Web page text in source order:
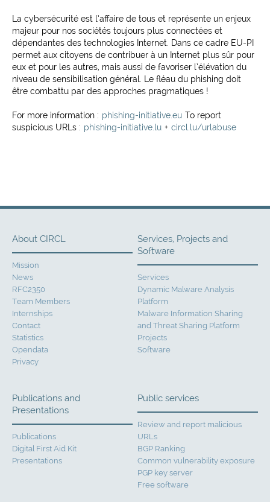
La cybersécurité est l’affaire de tous et représente un enjeux
majeur pour nos sociétés toujours plus connectées et
dépendantes des technologies Internet. Dans ce cadre EU-PI
permet aux citoyens de contribuer à un Internet plus sûr pour
eux et pour les autres, mais aussi de favoriser l’élévation du
niveau de sensibilisation général. Le fléau du phishing doit
être combattu par des approches pragmatiques !
For more information : phishing-initiative.eu To report
suspicious URLs : phishing-initiative.lu + circl.lu/urlabuse
About CIRCL
Mission
News
RFC2350
Team Members
Internships
Contact
Statistics
Opendata
Privacy
Services, Projects and
Software
Services
Dynamic Malware Analysis
Platform
Malware Information Sharing
and Threat Sharing Platform
Projects
Software
Publications and
Presentations
Publications
Digital First Aid Kit
Presentations
Public services
Review and report malicious
URLs
BGP Ranking
Common vulnerability exposure
PGP key server
Free software